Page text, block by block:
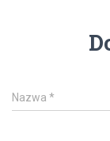
Nazwa *